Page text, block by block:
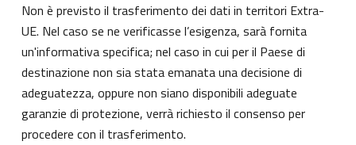
Non è previsto il trasferimento dei dati in territori Extra-
UE. Nel caso se ne verificasse l’esigenza, sarà fornita
un'informativa specifica; nel caso in cui per il Paese di
destinazione non sia stata emanata una decisione di
adeguatezza, oppure non siano disponibili adeguate
garanzie di protezione, verrà richiesto il consenso per
procedere con il trasferimento.